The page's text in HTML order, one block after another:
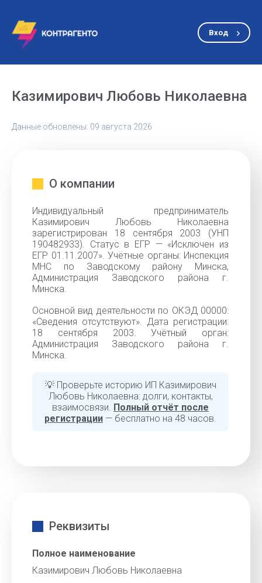
Вход
Казимирович Любовь Николаевна
Данные обновлены: 09 августа 2026
О компании
Индивидуальный предприниматель
Казимирович Любовь Николаевна
зарегистрирован 18 сентября 2003 (УНП
190482933). Статус в ЕГР — «Исключен из
ЕГР 01.11.2007». Учётные органы: Инспекция
МНС по Заводскому району Минска,
Администрация Заводского района г.
Минска.
Основной вид деятельности по ОКЭД 00000:
«Cведения отсутствуют». Дата регистрации:
18 сентября 2003. Учётный орган:
Администрация Заводского района г.
Минска.
💡 Проверьте историю ИП Казимирович
Любовь Николаевна: долги, контакты,
взаимосвязи. Полный отчёт после
регистрации — бесплатно на 48 часов.
Реквизиты
Полное наименование
Казимирович Любовь Николаевна